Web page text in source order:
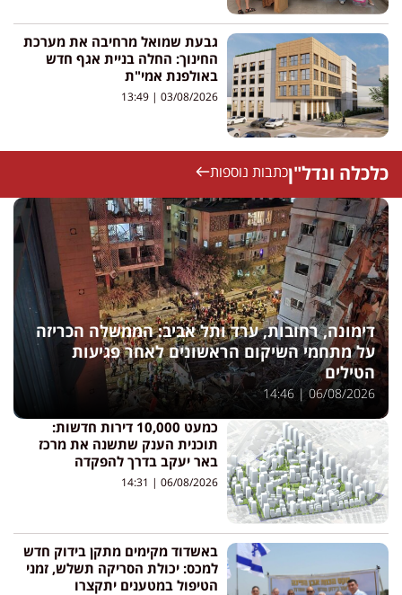
גבעת שמואל מרחיבה את מערכת
החינוך: החלה בניית אגף חדש
באולפנת אמי"ת
03/08/2026
כלכלה ונדל"ןכתבות נוספות
דימונה, רחובות, ערד ותל אביב: הממשלה הכריזה
על מתחמי השיקום הראשונים לאחר פגיעות
הטילים
06/08/2026
כמעט 10,000 דירות חדשות:
תוכנית הענק שתשנה את מרכז
באר יעקב בדרך להפקדה
06/08/2026
באשדוד מקימים מתקן בידוק חדש
למכס: יכולת הסריקה תשלש, זמני
הטיפול במטענים יתקצרו